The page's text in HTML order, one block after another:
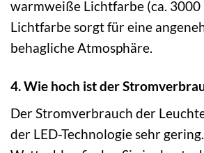
warmweiße Lichtfarbe (ca. 3000
Lichtfarbe sorgt für eine
behagliche Atmosphäre.
4. Wie hoch ist der
Der Stromverbrauch der
der LED-Technologie sehr